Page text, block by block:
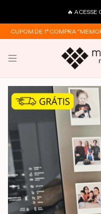
🔥 ACESSE
CUPOM DE 1ª COMPRA